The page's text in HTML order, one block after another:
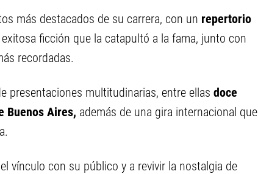
más destacados de su carrera, con un repertorio
exitosa ficción que la catapultó a la fama, junto con
recordadas.
presentaciones multitudinarias, entre ellas doce
Buenos Aires, además de una gira internacional que
vínculo con su público y a revivir la nostalgia de